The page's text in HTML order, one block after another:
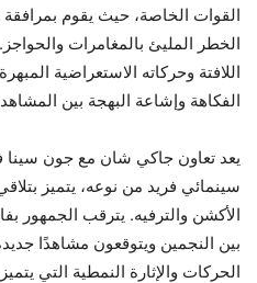
القوات الخاصة، حيث يقوم
الخطر المليئ بالمغامرات
اللافتة وحركاته الاستعراضية
الفكاهة وإشاعة البهجة بين
سينمائي فريد من نوعه، يتميز
الأكشن والترفيه. يترقب الجمهور
بين النجمين ويتوقعون مشاهدًا
الحركات والإثارة النمطية التي